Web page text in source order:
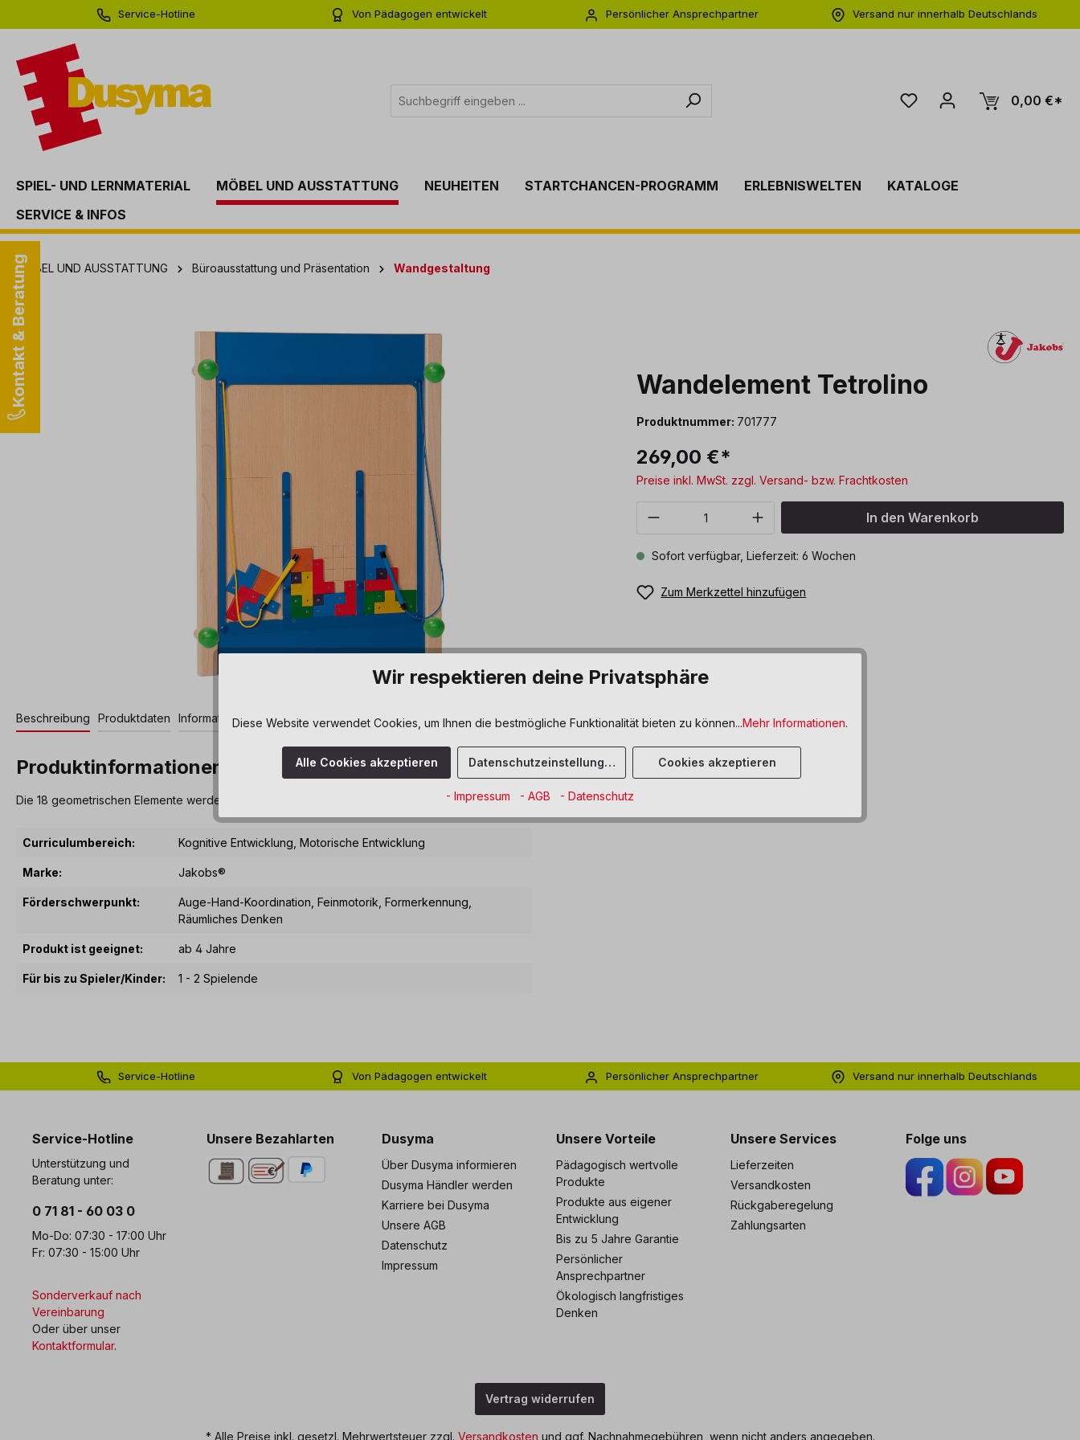
Zur Hauptnavigation springen
Service-Hotline
Von Pädagogen entwickelt
Persönlicher Ansprechpartner
Versand nur innerhalb Deutschlands
0,00 €*
SPIEL- UND LERNMATERIAL MÖBEL UND AUSSTATTUNG NEUHEITEN STARTCHANCEN-PROGRAMM ERLEBNISWELTEN
KATALOGE
SERVICE & INFOS
Kontakt & Beratung
MÖBEL UND AUSSTATTUNG Büroausstattung und Präsentation Wandgestaltung
Bildergalerie überspringen
Wandelement Tetrolino
Produktnummer: 701777
269,00 €*
Preise inkl. MwSt. zzgl. Versand- bzw. Frachtkosten
Produkt Anzahl: Gib den gewünschten Wert
In den Warenkorb
Sofort verfügbar, Lieferzeit: 6 Wochen
Zum Merkzettel hinzufügen
Beschreibung Produktdaten Informationen und Hinweise
Produktinformationen "Wandelement Tetrolino"
Die 18 geometrischen Elemente werden „ohne Lücke“ in einem der beiden Spielfelder aufgebaut.
Curriculumbereich: Kognitive Entwicklung , Motorische Entwicklung
Marke: Jakobs®
Förderschwerpunkt: Auge-Hand-Koordination , Feinmotorik , Formerkennung
Räumliches Denken
Produkt ist geeignet: ab 4 Jahre
Für bis zu Spieler/Kinder: 1 - 2 Spielende
Service-Hotline
Von Pädagogen entwickelt
Persönlicher Ansprechpartner
Versand nur innerhalb Deutschlands
Service-Hotline
Unterstützung und
Beratung unter:
0 71 81 - 60 03 0
Mo-Do: 07:30 - 17:00 Uhr
Fr: 07:30 - 15:00 Uhr
Sonderverkauf nach
Vereinbarung
Oder über unser
Kontaktformular.
Unsere Bezahlarten Dusyma
Über Dusyma informieren
Dusyma Händler werden
Karriere bei Dusyma
Unsere AGB
Datenschutz
Impressum
Unsere Vorteile
Pädagogisch wertvolle
Produkte
Produkte aus eigener
Entwicklung
Bis zu 5 Jahre Garantie
Persönlicher
Ansprechpartner
Ökologisch langfristiges
Denken
Unsere Services
Lieferzeiten
Versandkosten
Rückgaberegelung
Zahlungsarten
Folge uns
Vertrag widerrufen
* Alle Preise inkl. gesetzl. Mehrwertsteuer zzgl. Versandkosten und ggf. Nachnahmegebühren, wenn nicht anders angegeben.
Wir respektieren deine Privatsphäre
Diese Website verwendet Cookies, um Ihnen die bestmögliche Funktionalität bieten zu können...Mehr Informationen.
Alle Cookies akzeptieren Datenschutzeinstellungen Cookies akzeptieren
- Impressum - AGB - Datenschutz